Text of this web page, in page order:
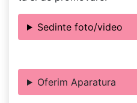
Sedinte foto/video
Oferim Aparatura